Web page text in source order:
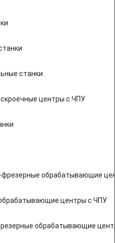
станки
центры с ЧПУ
фрезерные обрабатывающие
центры с ЧПУ
обрабатывающие